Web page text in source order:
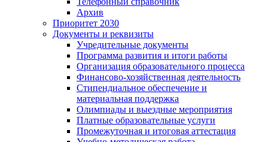
Архив
Приоритет 2030
Документы и реквизиты
Учредительные документы
Программа развития и итоги работы
Организация образовательного процесса
Финансово-хозяйственная деятельность
Стипендиальное обеспечение и
материальная поддержка
Олимпиады и выездные мероприятия
Платные образовательные услуги
Промежуточная и итоговая аттестация